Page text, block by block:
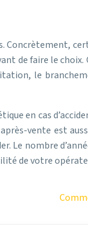
Concrètement,
de faire le choix.
le
en cas
vente est
Le nombre
de votre